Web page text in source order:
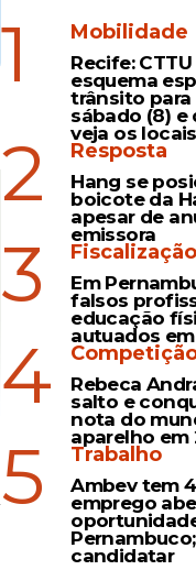
1 Mobilidade
Recife:
esquema
trânsito
sábado (8) e
veja os locais
2 Resposta
Hang se
boicote da
apesar de
emissora
3 Fiscalização
Em
falsos
educação
autuados
4
Rebeca
salto e
nota do
aparelho em
5 Trabalho
Ambev tem
emprego
candidatar